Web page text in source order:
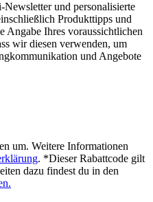
und personalisierte
Produkttipps und
Angabe Ihres voraussichtlichen
wir diesen verwenden, um
und Angebote
um. Weitere Informationen
. *Dieser Rabattcode gilt
dazu findest du in den